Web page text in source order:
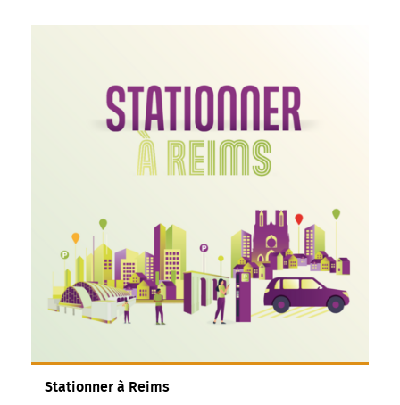
Stationner à Reims